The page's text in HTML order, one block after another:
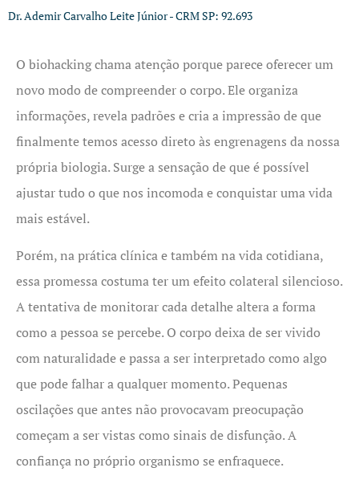
Dr. Ademir Carvalho Leite Júnior - CRM SP: 92.693
O biohacking chama atenção porque parece oferecer um
novo modo de compreender o corpo. Ele organiza
informações, revela padrões e cria a impressão de que
finalmente temos acesso direto às engrenagens da nossa
própria biologia. Surge a sensação de que é possível
ajustar tudo o que nos incomoda e conquistar uma vida
mais estável.
Porém, na prática clínica e também na vida cotidiana,
essa promessa costuma ter um efeito colateral silencioso.
A tentativa de monitorar cada detalhe altera a forma
como a pessoa se percebe. O corpo deixa de ser vivido
com naturalidade e passa a ser interpretado como algo
que pode falhar a qualquer momento. Pequenas
oscilações que antes não provocavam preocupação
começam a ser vistas como sinais de disfunção. A
confiança no próprio organismo se enfraquece.